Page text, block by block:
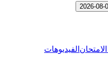
الفيديوهات